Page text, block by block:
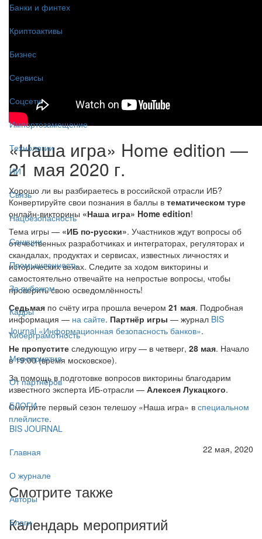
Банки и финтех
Криптоактивы
Бизнес
Сервисы
Соцсети
Импортозамещение
Технологии
ИИ
Связь
Нацбезопасность
Санкции
Промышленность
За рубежом
Кадры
Киберграмотность
Мероприятия
От партнёров
БЛОГИ
BIS JOURNAL
Главная
О журнале
Авторы
Блоги
«Наша игра» Home edition —
21 мая 2020 г.
Хорошо ли вы разбираетесь в российской отрасли ИБ?
Конвертируйте свои познания в баллы в тематическом туре
онлайн-викторины «Наша игра» Home edition!
Тема игры — «ИБ по-русски». Участников ждут вопросы об
отечественных разработчиках и интеграторах, регуляторах и
скандалах, продуктах и сервисах, известных личностях и
исторических вехах. Следите за ходом викторины и
самостоятельно отвечайте на непростые вопросы, чтобы
проверить свою осведомлённость!
Седьмая по счёту игра прошла вечером 21 мая. Подробная
информация — на сайте. ​ Партнёр игры — журнал BIS
Journal «Информационная безопасность банков».
Не пропустите следующую игру — в четверг, 28 мая. Начало
в 19:00 (время московское).
За помощь в подготовке вопросов викторины благодарим
известного эксперта ИБ-отрасли — Алексея Лукацкого.
Смотрите первый сезон телешоу «Наша игра» в специальном
плейлисте.
22 мая, 2020
Смотрите также
Календарь мероприятий